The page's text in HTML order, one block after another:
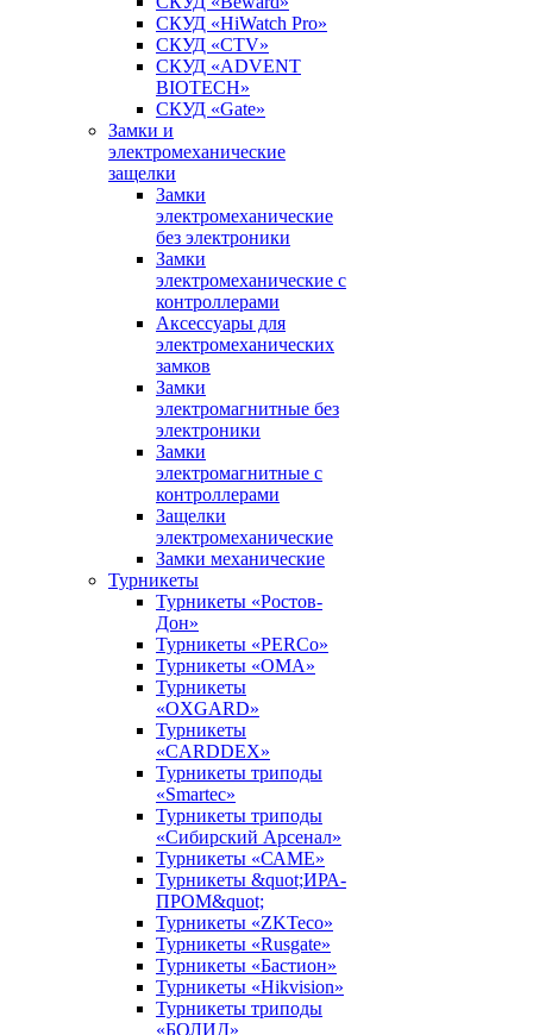
СКУД «HiWatch Pro»
СКУД «CTV»
СКУД «ADVENT
BIOTECH»
СКУД «Gate»
Замки и
электромеханические
защелки
Замки
электромеханические
без электроники
Замки
электромеханические с
контроллерами
Аксессуары для
электромеханических
замков
Замки
электромагнитные без
электроники
Замки
электромагнитные с
контроллерами
Защелки
электромеханические
Замки механические
Турникеты
Турникеты «Ростов-
Дон»
Турникеты «PERCo»
Турникеты «ОМА»
Турникеты
«OXGARD»
Турникеты
«CARDDEX»
Турникеты триподы
«Smartec»
Турникеты триподы
«Сибирский Арсенал»
Турникеты «САМЕ»
Турникеты &quot;ИРА-
ПРОМ&quot;
Турникеты «ZKTeco»
Турникеты «Rusgate»
Турникеты «Бастион»
Турникеты «Hikvision»
Турникеты триподы
«БОЛИД»